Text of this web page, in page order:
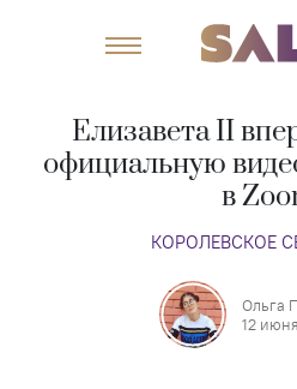
Елизавета II
официальную
в
КОРОЛЕВСКОЕ
Ольга
12